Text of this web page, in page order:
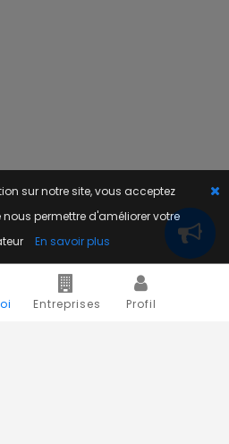
Entreprises Profil
sur notre site, vous acceptez
permettre d'améliorer votre
En savoir plus